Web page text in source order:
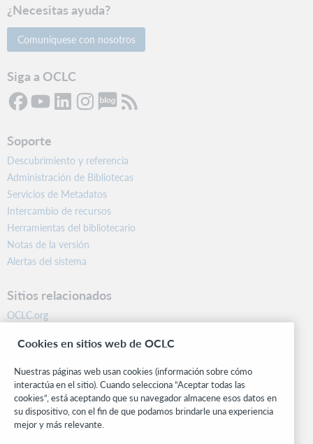
¿Necesitas ayuda?
Comuníquese con nosotros
Siga a OCLC
Soporte
Descubrimiento y referencia
Administración de Bibliotecas
Servicios de Metadatos
Intercambio de recursos
Herramientas del bibliotecario
Notas de la versión
Alertas del sistema
Sitios relacionados
OCLC.org
Centro comunitario
Investigación
WebJunction
Red de desarrolladores
Manténgase al día
Cookies en sitios web de OCLC
Nuestras páginas web usan cookies (información sobre cómo
interactúa en el sitio). Cuando selecciona “Aceptar todas las
cookies”, está aceptando que su navegador almacene esos datos en
su dispositivo, con el fin de que podamos brindarle una experiencia
mejor y más relevante.